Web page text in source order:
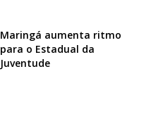
Maringá aumenta ritmo
para o Estadual da
Juventude